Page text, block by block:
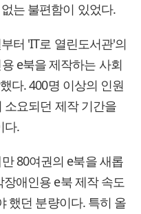
는 불편함이 있었다.
터 'IT로 열린도서관'의
e북을 제작하는 사회
다. 400명 이상의 인원
소요되던 제작 기간을
다.
80여권의 e북을 새롭
애인용 e북 제작 속도
했던 분량이다. 특히 올